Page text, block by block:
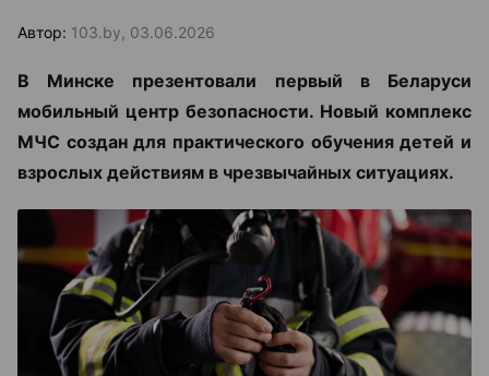
Автор: 103.by, 03.06.2026
В Минске презентовали первый в Беларуси
мобильный центр безопасности. Новый комплекс
МЧС создан для практического обучения детей и
взрослых действиям в чрезвычайных ситуациях.